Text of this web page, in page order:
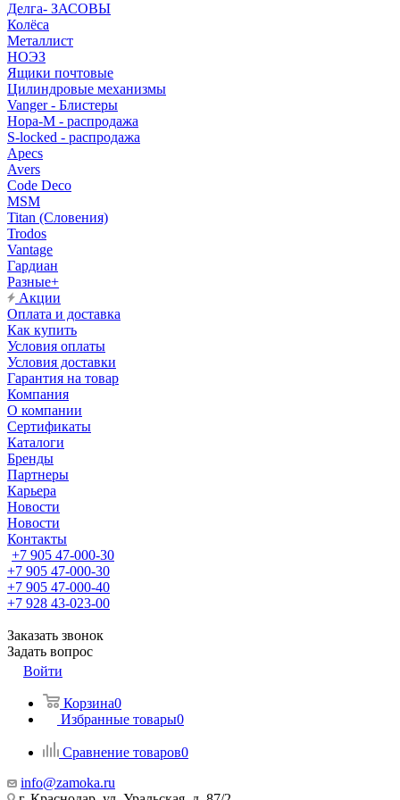
Делга- ЗАСОВЫ
Колёса
Металлист
НОЭЗ
Ящики почтовые
Цилиндровые механизмы
Vanger - Блистеры
Нора-М - распродажа
S-locked - распродажа
Apecs
Avers
Code Deco
MSM
Titan (Словения)
Trodos
Vantage
Гардиан
Разные+
Акции
Оплата и доставка
Как купить
Условия оплаты
Условия доставки
Гарантия на товар
Компания
О компании
Сертификаты
Каталоги
Бренды
Партнеры
Карьера
Новости
Новости
Контакты
+7 905 47-000-30
+7 905 47-000-30
+7 905 47-000-40
+7 928 43-023-00
Заказать звонок
Задать вопрос
Войти
Корзина0
Избранные товары0
Сравнение товаров0
info@zamoka.ru